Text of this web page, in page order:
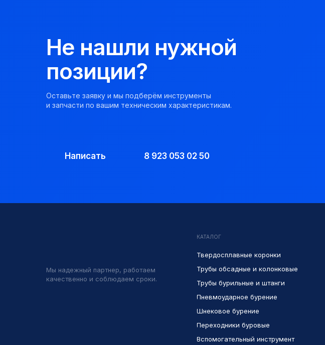
Не нашли нужной
позиции?
Оставьте заявку и мы подберём инструменты
и запчасти по вашим техническим характеристикам.
Написать 8 923 053 02 50
Мы надежный партнер, работаем
качественно и соблюдаем сроки.
Твердосплавные коронки
КАТАЛОГ
Трубы бурильные и штанги
Пневмоударное бурение
Шнековое бурение
Переходники буровые
Вспомогательный инструмент
Трубы обсадные и колонковые